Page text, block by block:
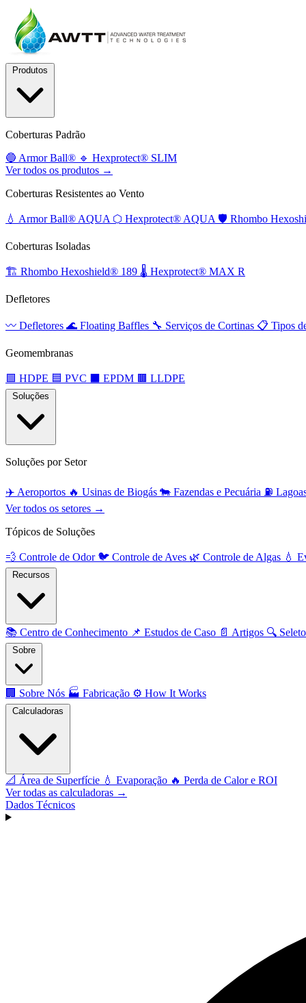
Coberturas Padrão
🔵 Armor Ball® 🔹 Hexprotect® SLIM
Ver todos os produtos →
Coberturas Resistentes ao Vento
💧 Armor Ball® AQUA ⬡ Hexprotect® AQUA 🛡️ Rhombo
Coberturas Isoladas
🏗️ Rhombo Hexoshield® 189 🌡️ Hexprotect® MAX R
Defletores
〰️ Defletores 🌊 Floating Baffles 🔧 Serviços de Cortinas 📋 Tipos
Geomembranas
🟩 HDPE 🟦 PVC EPDM 🟫 LLDPE
Soluções por Setor
✈️ Aeroportos 🔥 Usinas de Biogás 🐄 Fazendas e Pecuária ⛽
Ver todos os setores →
Tópicos de Soluções
💨 Controle de Odor 🐦 Controle de Aves 🌿 Controle de Algas 💧
📚 Centro de Conhecimento 📌 Estudos de Caso 📄 Artigos 🔍
🏢 Sobre Nós 🏭 Fabricação ⚙️ How It Works
📐 Área de Superfície 💧 Evaporação 🔥 Perda de Calor e ROI
Ver todas as calculadoras →
Dados Técnicos